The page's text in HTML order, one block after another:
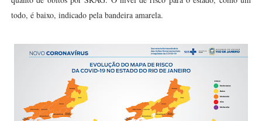
todo, é baixo, indicado pela bandeira amarela.